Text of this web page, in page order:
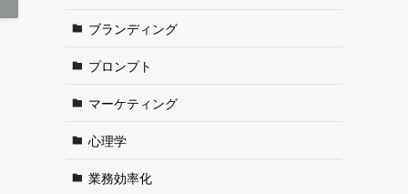
ブランディング
プロンプト
マーケティング
心理学
業務効率化